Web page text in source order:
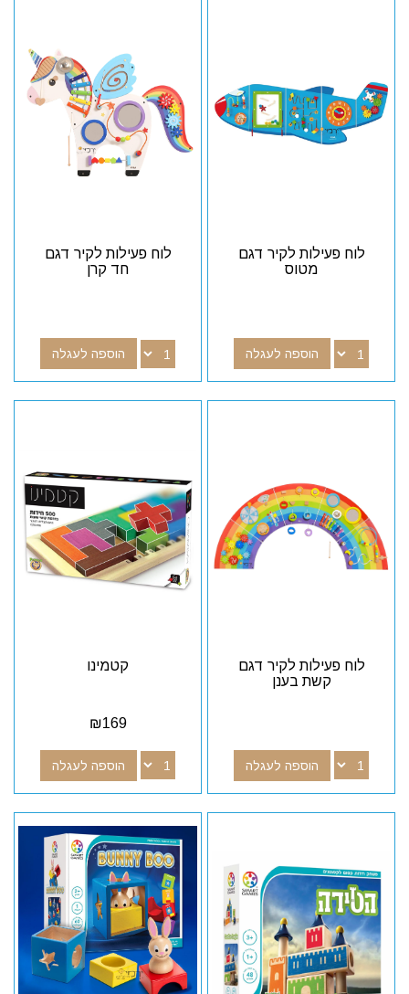
לוח פעילות לקיר דגם
מטוס
הוספה לעגלה
לוח פעילות לקיר דגם
חד קרן
הוספה לעגלה
לוח פעילות לקיר דגם
קשת בענן
הוספה לעגלה
קטמינו
₪169
הוספה לעגלה